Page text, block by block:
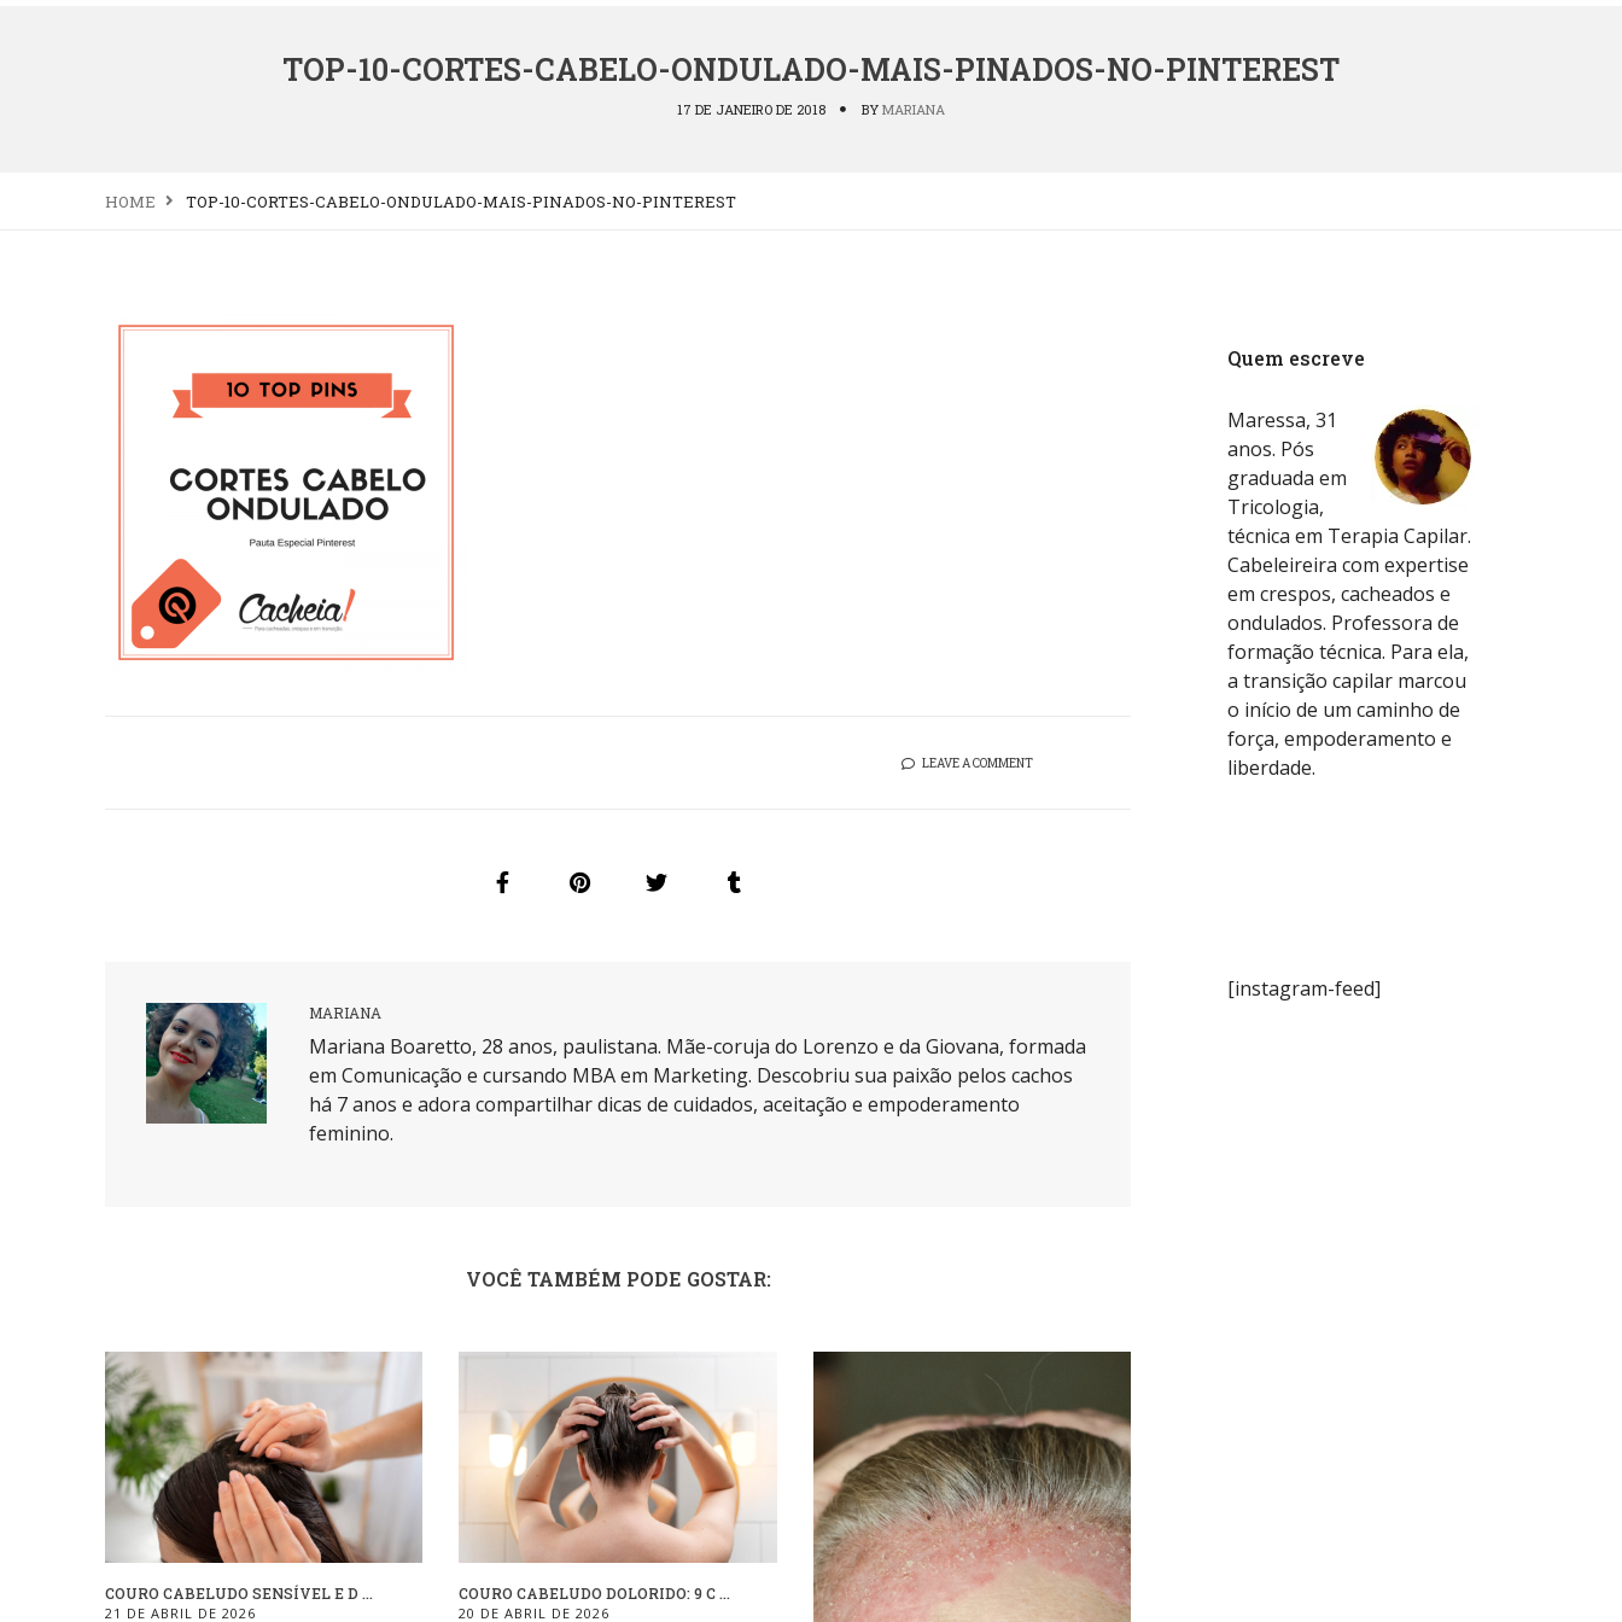
TOP-10-CORTES-CABELO-ONDULADO-MAIS-PINADOS-NO-PINTEREST
17 DE JANEIRO DE 2018 BY MARIANA
HOME TOP-10-CORTES-CABELO-ONDULADO-MAIS-PINADOS-NO-PINTEREST
LEAVE A COMMENT
MARIANA
Mariana Boaretto, 28 anos, paulistana. Mãe-coruja do Lorenzo e da Giovana, formada
em Comunicação e cursando MBA em Marketing. Descobriu sua paixão pelos cachos
há 7 anos e adora compartilhar dicas de cuidados, aceitação e empoderamento
feminino.
VOCÊ TAMBÉM PODE GOSTAR:
COURO CABELUDO SENSÍVEL E D ...
21 DE ABRIL DE 2026
COURO CABELUDO DOLORIDO: 9 C ...
20 DE ABRIL DE 2026
Quem escreve
Maressa, 31
anos. Pós
graduada em
Tricologia,
técnica em Terapia Capilar.
Cabeleireira com expertise
em crespos, cacheados e
ondulados. Professora de
formação técnica. Para ela,
a transição capilar marcou
o início de um caminho de
força, empoderamento e
liberdade.
[instagram-feed]